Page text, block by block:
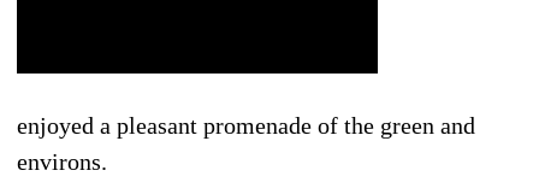
enjoyed a pleasant promenade of the green and
environs.